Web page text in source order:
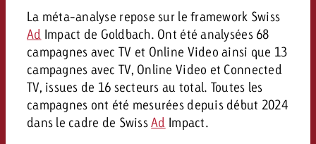
La méta-analyse repose sur le framework Swiss
Ad Impact de Goldbach. Ont été analysées 68
campagnes avec TV et Online Video ainsi que 13
campagnes avec TV, Online Video et Connected
TV, issues de 16 secteurs au total. Toutes les
campagnes ont été mesurées depuis début 2024
dans le cadre de SwissAd Impact.